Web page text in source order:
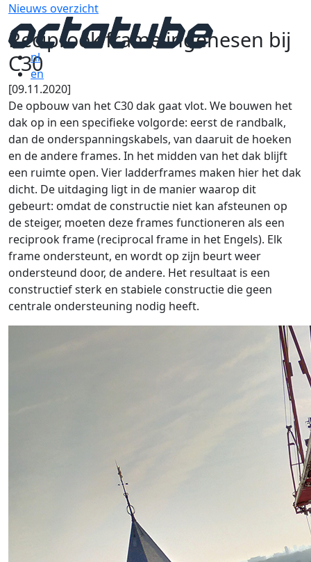
nl
en
Nieuws overzicht
Reciprook frame ingehesen bij
C30
[09.11.2020]
De opbouw van het C30 dak gaat vlot. We bouwen het
dak op in een specifieke volgorde: eerst de randbalk,
dan de onderspanningskabels, van daaruit de hoeken
en de andere frames. In het midden van het dak blijft
een ruimte open. Vier ladderframes maken hier het dak
dicht. De uitdaging ligt in de manier waarop dit
gebeurt: omdat de constructie niet kan afsteunen op
de steiger, moeten deze frames functioneren als een
reciprook frame (reciprocal frame in het Engels). Elk
frame ondersteunt, en wordt op zijn beurt weer
ondersteund door, de andere. Het resultaat is een
constructief sterk en stabiele constructie die geen
centrale ondersteuning nodig heeft.